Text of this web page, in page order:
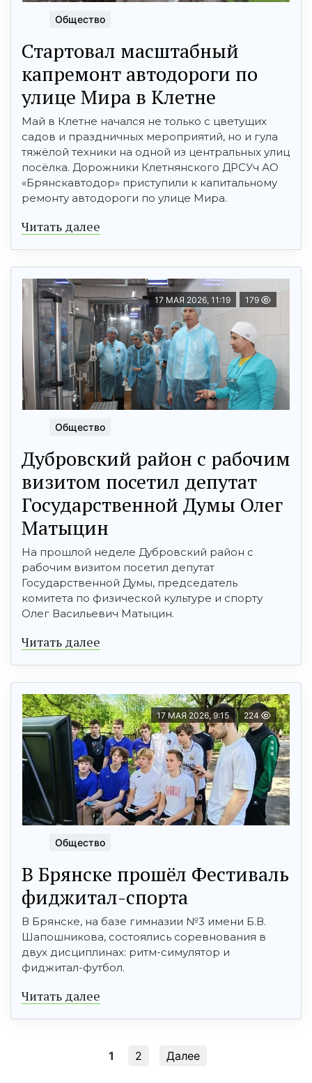
Общество
Стартовал масштабный
капремонт автодороги по
улице Мира в Клетне
Май в Клетне начался не только с цветущих
садов и праздничных мероприятий, но и гула
тяжёлой техники на одной из центральных улиц
посёлка. Дорожники Клетнянского ДРСУч АО
«Брянскавтодор» приступили к капитальному
ремонту автодороги по улице Мира.
Читать далее
17 МАЯ 2026, 11:19 179
Общество
Дубровский район с рабочим
визитом посетил депутат
Государственной Думы Олег
Матыцин
На прошлой неделе Дубровский район с
рабочим визитом посетил депутат
Государственной Думы, председатель
комитета по физической культуре и спорту
Олег Васильевич Матыцин.
Читать далее
17 МАЯ 2026, 9:15 224
Общество
В Брянске прошёл Фестиваль
фиджитал-спорта
В Брянске, на базе гимназии №3 имени Б.В.
Шапошникова, состоялись соревнования в
двух дисциплинах: ритм-симулятор и
фиджитал-футбол.
Читать далее
1 2 Далее